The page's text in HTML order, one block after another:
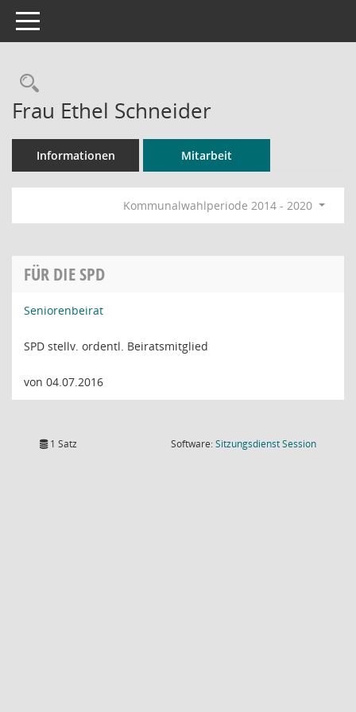
Toggle navigation
Rechercheauswahl
Frau Ethel Schneider
Informationen Mitarbeit
Kommunalwahlperiode 2014 - 2020
FÜR DIE SPD
Seniorenbeirat
SPD stellv. ordentl. Beiratsmitglied
von 04.07.2016
1 Satz Software:SitzungsdienstSession(Wird in